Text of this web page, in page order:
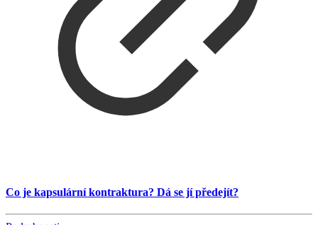
Co je kapsulární kontraktura? Dá se jí předejít?